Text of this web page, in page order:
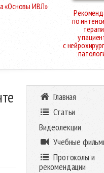
«Основы ИВЛ»
по
у
с
Главная
Статьи
Видеолекции
Учебные
Протоколы и
рекомендации